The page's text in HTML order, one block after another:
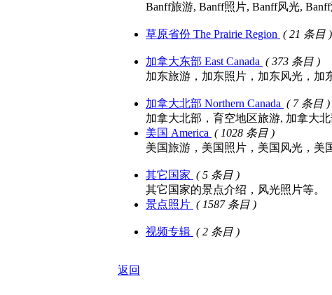
Banff旅游, Banff照片, Banff风光,
草原省份 The Prairie Region ( 21 条目 )
加拿大东部 East Canada ( 373 条目 )
加东旅游，加东照片，加东风光，加
加拿大北部 Northern Canada ( 7 条目 )
加拿大北部，育空地区旅游, 加拿大
美国 America ( 1028 条目 )
美国旅游，美国照片，美国风光，美
其它国家 ( 5 条目 )
其它国家的景点介绍，风光照片等。
景点照片 ( 1587 条目 )
视频专辑 ( 2 条目 )
返回